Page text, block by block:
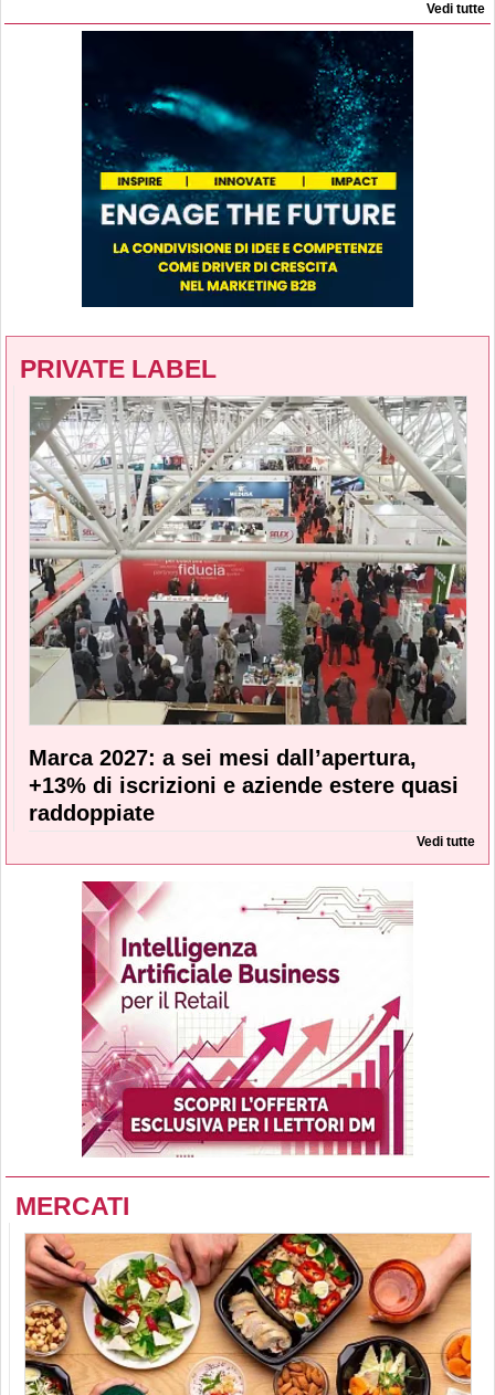
Vedi tutte
PRIVATE LABEL
Marca 2027: a sei mesi dall’apertura,
+13% di iscrizioni e aziende estere quasi
raddoppiate
Vedi tutte
MERCATI